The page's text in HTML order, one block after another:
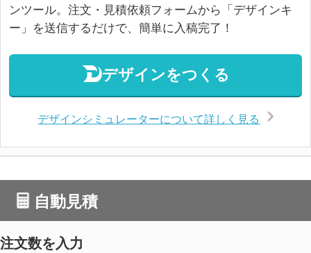
ンツール。注文・見積依頼フォームから「デザインキ
ー」を送信するだけで、簡単に入稿完了！
デザインをつくる
デザインシミュレーターについて詳しく見る
自動見積
注文数を入力